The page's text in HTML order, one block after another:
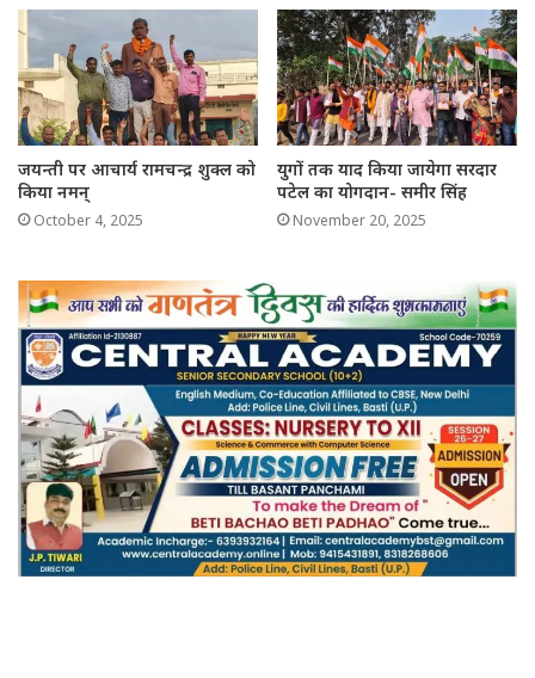
जयन्ती पर आचार्य रामचन्द्र शुक्ल को
किया नमन्
October 4, 2025
युगों तक याद किया जायेगा सरदार
पटेल का योगदान- समीर सिंह
November 20, 2025